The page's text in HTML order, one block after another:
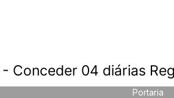
Conceder 04 diárias
Portaria